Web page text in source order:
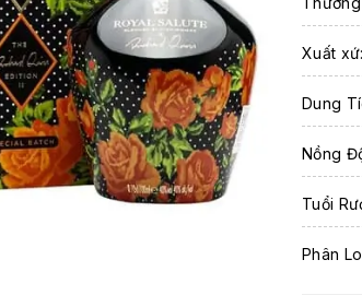
Xuất xứ:
Dung
Nồng
Tuổi
Phân